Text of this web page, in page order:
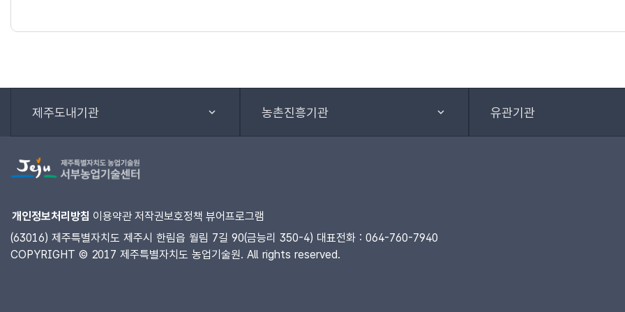
제주도내기관 농촌진흥기관 유관기관
개인정보처리방침 이용약관 저작권보호정책 뷰어프로그램
(63016) 제주특별자치도 제주시 한림읍 월림 7길 90(금능리 350-4) 대표전화 : 064-760-7940
COPYRIGHT © 2017 제주특별자치도 농업기술원. All rights reserved.